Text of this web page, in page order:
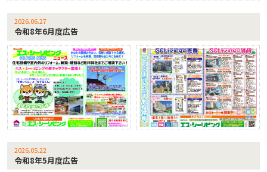
2026.06.27
令和8年6月度広告
2026.05.22
令和8年5月度広告